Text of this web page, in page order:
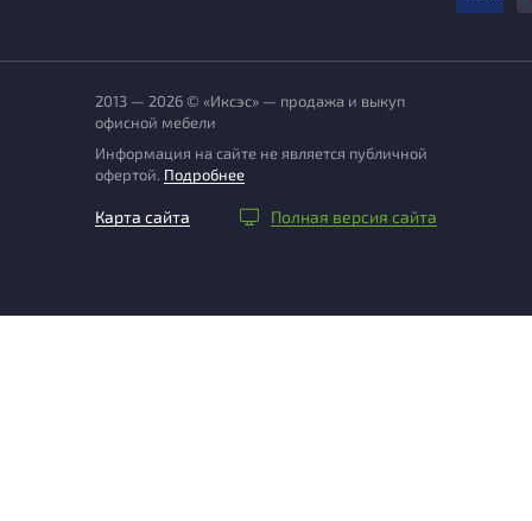
2013 — 2026 © «Иксэс» — продажа и выкуп
офисной мебели
Информация на сайте не является публичной
офертой. Подробнее
Карта сайта Полная версия сайта